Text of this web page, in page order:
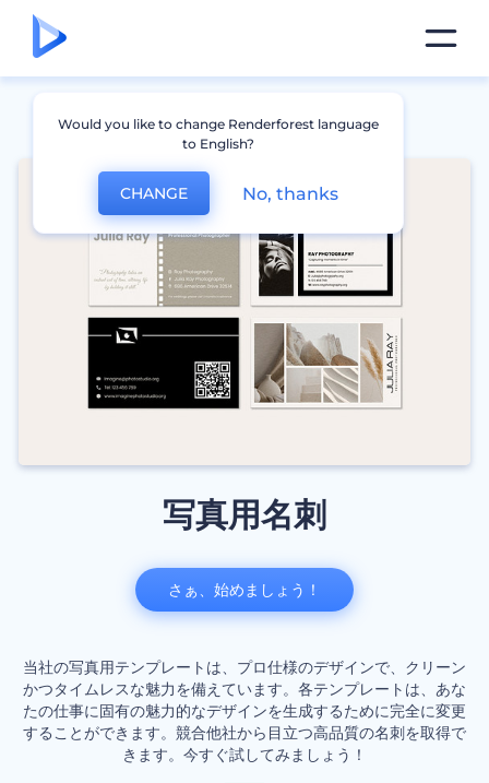
写真用名刺
当社の写真用テンプレートは、プロ仕様のデザインで、クリーン
かつタイムレスな魅力を備えています。各テンプレートは、あな
たの仕事に固有の魅力的なデザインを生成するために完全に変更
することができます。競合他社から目立つ高品質の名刺を取得で
きます。今すぐ試してみましょう！
さぁ、始めましょう！
Would you like to change Renderforest language
to English?
CHANGE No, thanks